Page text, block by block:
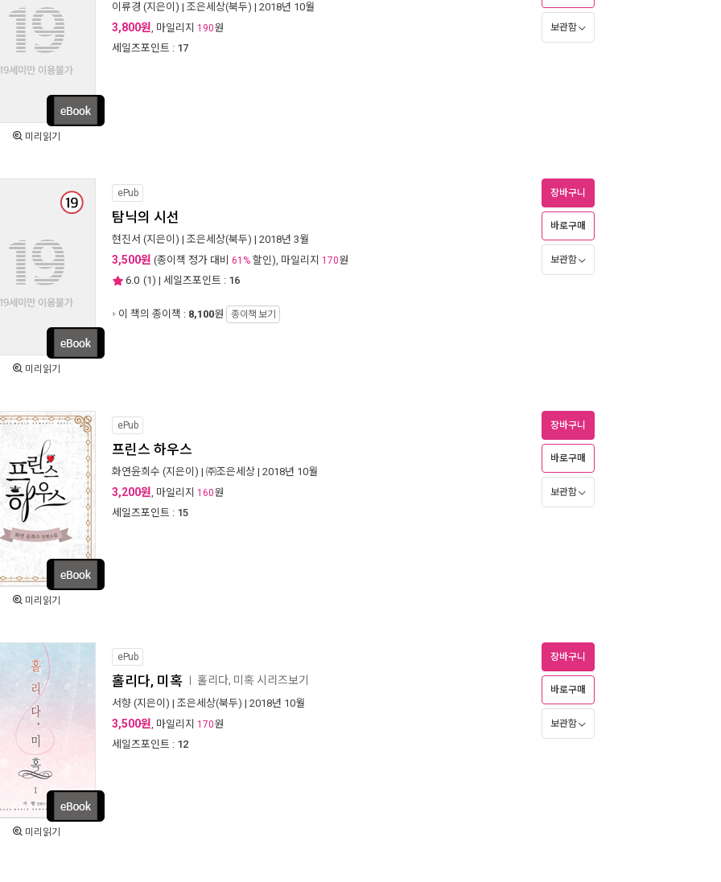
미리읽기
이류경 (지은이) | 조은세상(북두) | 2018년 10월
3,800원, 마일리지 190원
세일즈포인트 : 17
보관함
미리읽기
ePub
탐닉의 시선
현진서 (지은이) | 조은세상(북두) | 2018년 3월
3,500원 (종이책 정가 대비 61% 할인), 마일리지 170원
6.0 (1) | 세일즈포인트 : 16
이 책의 종이책 : 8,100원 종이책 보기
장바구니
바로구매
보관함
미리읽기
ePub
프린스 하우스
화연윤희수 (지은이) | ㈜조은세상 | 2018년 10월
3,200원, 마일리지 160원
세일즈포인트 : 15
장바구니
바로구매
보관함
미리읽기
ePub
홀리다, 미혹 홀리다, 미혹 시리즈보기
서향 (지은이) | 조은세상(북두) | 2018년 10월
3,500원, 마일리지 170원
세일즈포인트 : 12
장바구니
바로구매
보관함